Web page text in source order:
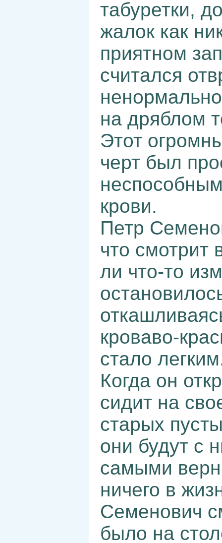
табуретки,
жалок как
приятном
считался
на дряблом
Этот
черт был
крови.
Петр
что смотрит
ли что-то
кроваво-
стало
Когда он
сидит на
старых
они будут с
самыми
ничего в
Семенович
было на